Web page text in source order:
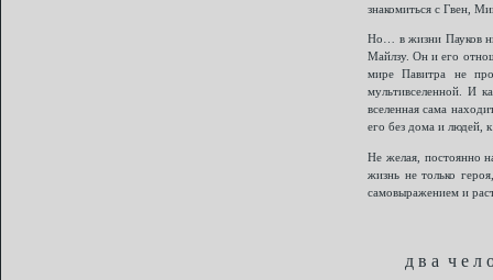
знакомиться с Гвен,
Но… в жизни Пауков
Майлзу. Он и его
мире Павитра не
мультивселенной. И
вселенная сама
его без дома и людей,
Не желая, постоянно
жизнь не только
самовыражением и
д в а ч е л